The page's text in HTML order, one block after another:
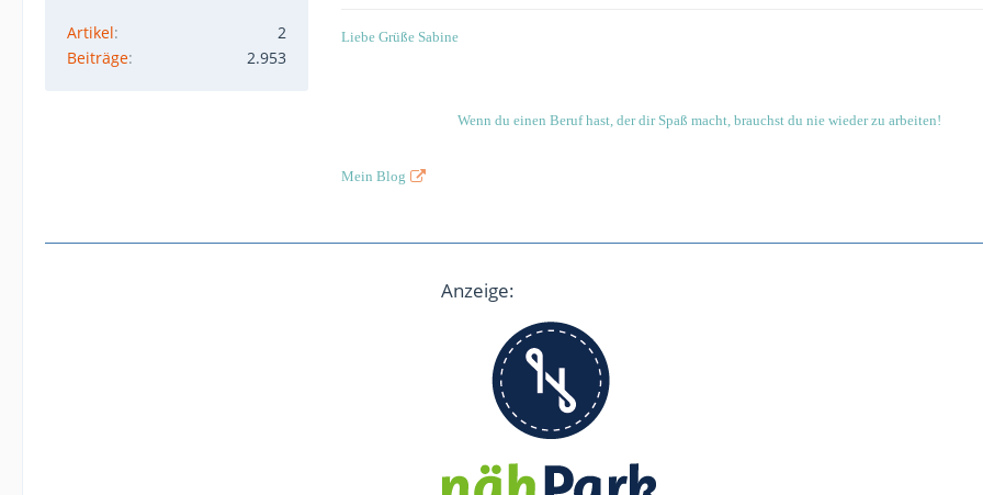
Artikel
2
Beiträge
2.953
Liebe Grüße Sabine
Wenn du einen Beruf hast, der dir Spaß macht, brauchst du nie wieder zu arbeiten!
Mein Blog
Anzeige: